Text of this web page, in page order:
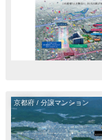
京都府 / 分譲マンション